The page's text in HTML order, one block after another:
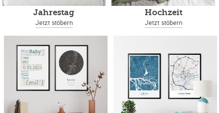
Jahrestag
Jetzt stöbern
Hochzeit
Jetzt stöbern